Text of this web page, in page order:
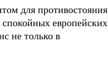
для противостояния
европейских
не только в